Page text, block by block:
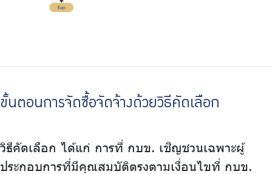
ขั้นตอนการจัดซื้อจัดจ้างด้วยวิธีคัดเลือก
วิธีคัดเลือก ได้แก่ การที่ กบข. เชิญชวนเฉพาะผู้
ประกอบการที่มีคุณสมบัติตรงตามเงื่อนไขที่ กบข.